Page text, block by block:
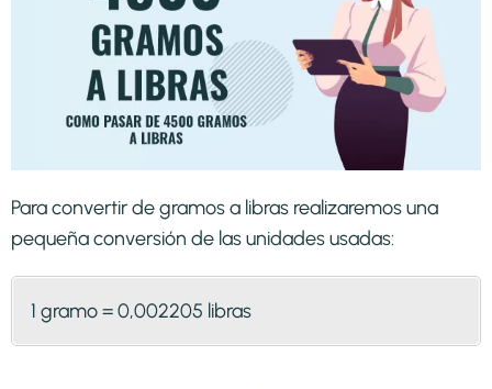
Para convertir de gramos a libras realizaremos una
pequeña conversión de las unidades usadas:
1 gramo = 0,002205 libras